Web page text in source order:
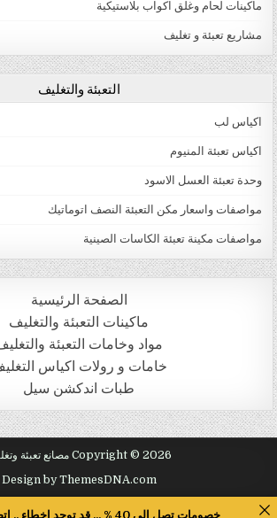
ماكينات لحام وغلق اكواب بلاستيكية
مشاريع تعبئة و تغليف
التعبئة والتغليف
اكياس لب
اكياس تعبئة المنيوم
وحدة تعبئة العسل الاسود
مواصفات واسعار مكن التعبئة النصف اتوماتيك
مواصفات مكينة تعبئة الكاسات الصينية
الصفحة الرئيسية
ماكينات التعبئة والتغليف
مواد وخامات التعبئة
خامات و رولات اكياس
طبات اندكشن سيل
Copyright © 2026 مصانع تعبئة وتغليف
Design by ThemesDNA.com
خصومات تصل الى 40 % ... قد توجد اخطاء .. اتصل بالمبيعات